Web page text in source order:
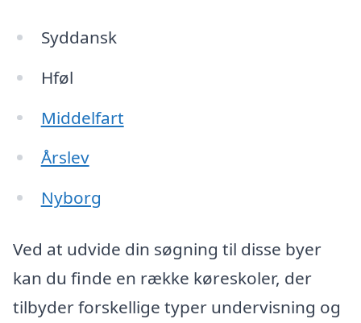
Syddansk
Hføl
Middelfart
Årslev
Nyborg
Ved at udvide din søgning til disse byer
kan du finde en række køreskoler, der
tilbyder forskellige typer undervisning og